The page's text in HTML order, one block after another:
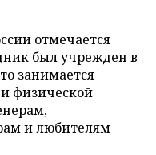
отмечается
был учрежден в
занимается
физической
и любителям